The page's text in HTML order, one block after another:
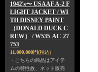
1942's〜 USAAF A-2 F
LIGHT JACKET / WI
TH DISNEY PAINT
（DONALD DUCK C
REW） / W535-AC-27
753
11,000,000円(税込)
・こちらの商品はアイテ
ムの特性故、ネット販売